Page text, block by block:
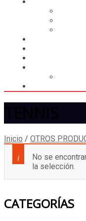
Inicio / OTROS
No se
la selección.
CATEGORÍAS